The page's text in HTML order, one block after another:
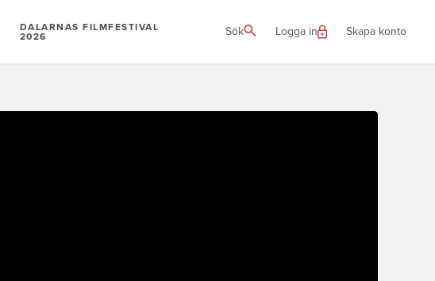
DALARNAS FILMFESTIVAL
2026
Sök Logga in Skapa konto